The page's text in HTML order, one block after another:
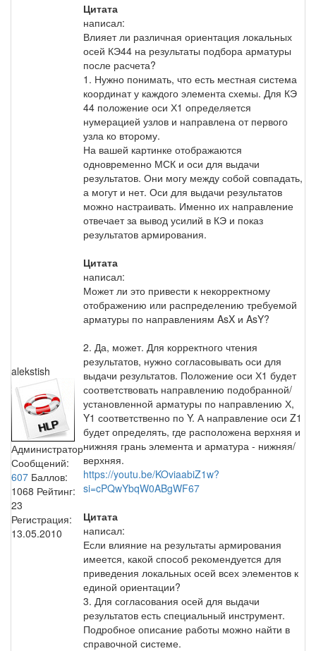
alekstish
Администратор
Сообщений:
607 Баллов:
1068 Рейтинг:
23
Регистрация:
13.05.2010
Цитата
написал:
Влияет ли различная ориентация локальных
осей КЭ44 на результаты подбора арматуры
после расчета?
1. Нужно понимать, что есть местная система
координат у каждого элемента схемы. Для КЭ
44 положение оси Х1 определяется
нумерацией узлов и направлена от первого
узла ко второму.
На вашей картинке отображаются
одновременно МСК и оси для выдачи
результатов. Они могу между собой совпадать,
а могут и нет. Оси для выдачи результатов
можно настраивать. Именно их направление
отвечает за вывод усилий в КЭ и показ
результатов армирования.
Цитата
написал:
Может ли это привести к некорректному
отображению или распределению требуемой
арматуры по направлениям AsX и AsY?
2. Да, может. Для корректного чтения
результатов, нужно согласовывать оси для
выдачи результатов. Положение оси Х1 будет
соответствовать направлению подобранной/
установленной арматуры по направлению Х,
Y1 соответственно по Y. А направление оси Z1
будет определять, где расположена верхняя и
нижняя грань элемента и арматура - нижняя/
верхняя.
https://youtu.be/KOviaabiZ1w?
si=cPQwYbqW0ABgWF67
Цитата
написал:
Если влияние на результаты армирования
имеется, какой способ рекомендуется для
приведения локальных осей всех элементов к
единой ориентации?
3. Для согласования осей для выдачи
результатов есть специальный инструмент.
Подробное описание работы можно найти в
справочной системе.